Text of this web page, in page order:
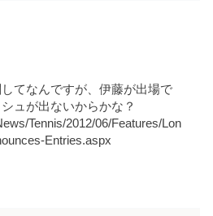
てなんですが、伊藤が出場で
ュが出ないからかな？
Tennis/2012/06/Features/Lon
Entries.aspx